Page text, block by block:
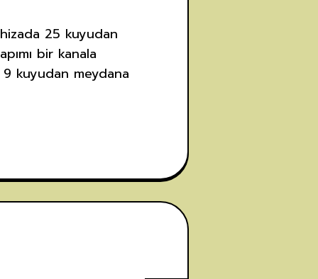
25 kuyudan
bir kanala
9 kuyudan meydana